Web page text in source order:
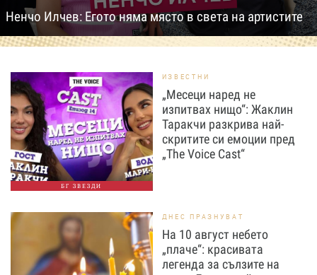
Ненчо Илчев: Егото няма място в света на артистите
БГ ЗВЕЗДИ
ИЗВЕСТНИ
„Месеци наред не
изпитвах нищо“: Жаклин
Таракчи разкрива най-
скритите си емоции пред
„The Voice Cast“
ДНЕС ПРАЗНУВАТ
На 10 август небето
„плаче“: красивата
легенда за сълзите на